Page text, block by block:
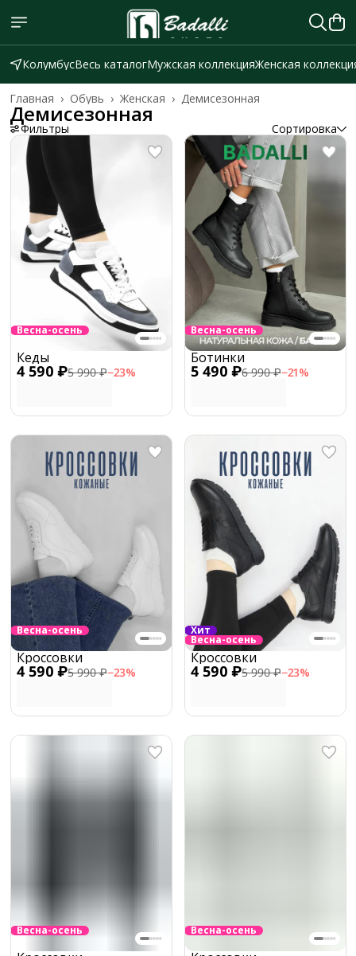
КолумбусВесь каталогМужская коллекцияЖенская
Демисезонная
Женская ›
Обувь ›
Главная ›
Демисезонная
Фильтры Сортировка
Весна-осень
4 590 ₽5 990 ₽−23%
Кеды
Весна-осень
5 490 ₽6 990 ₽−21%
Ботинки
Весна-осень
4 590 ₽5 990 ₽−23%
Кроссовки
Хит
Весна-осень
4 590 ₽5 990 ₽−23%
Кроссовки
Весна-осень Весна-осень